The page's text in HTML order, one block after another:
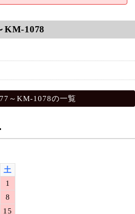
KM-1078
～KM-1078の一覧
土
1
8
15